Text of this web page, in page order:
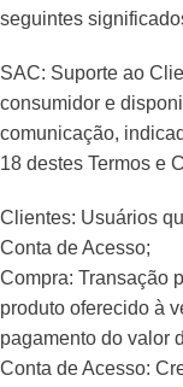
seguintes
SAC: Suporte ao
consumidor e
comunicação,
18 destes Termos e
Clientes: Usuários
Conta de Acesso;
Compra: Transação
produto oferecido à
pagamento do valor
Conta de Acesso: